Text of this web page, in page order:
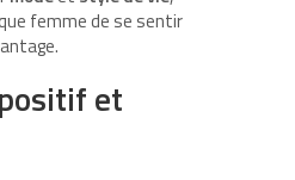
femme de se sentir
et